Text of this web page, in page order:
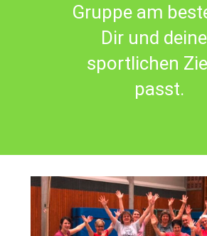
Gruppe am
Dir und
sportlichen
passt.